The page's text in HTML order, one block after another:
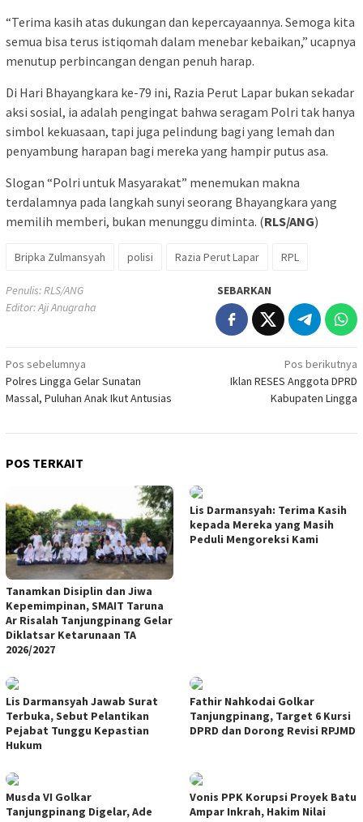
“Terima kasih atas dukungan dan kepercayaannya. Semoga kita
semua bisa terus istiqomah dalam menebar kebaikan,” ucapnya
menutup perbincangan dengan penuh harap.
Di Hari Bhayangkara ke-79 ini, Razia Perut Lapar bukan sekadar
aksi sosial, ia adalah pengingat bahwa seragam Polri tak hanya
simbol kekuasaan, tapi juga pelindung bagi yang lemah dan
penyambung harapan bagi mereka yang hampir putus asa.
Slogan “Polri untuk Masyarakat” menemukan makna
terdalamnya pada langkah sunyi seorang Bhayangkara yang
memilih memberi, bukan menunggu diminta. (RLS/ANG)
Bripka Zulmansyah polisi Razia Perut Lapar RPL
Penulis: RLS/ANG
Editor: Aji Anugraha
SEBARKAN
Navigasi
pos
Pos sebelumnya
Polres Lingga Gelar Sunatan
Massal, Puluhan Anak Ikut Antusias
Pos berikutnya
Iklan RESES Anggota DPRD
Kabupaten Lingga
POS TERKAIT
Tanamkan Disiplin dan Jiwa
Kepemimpinan, SMAIT Taruna
Ar Risalah Tanjungpinang Gelar
Diklatsar Ketarunaan TA
2026/2027
Lis Darmansyah: Terima Kasih
kepada Mereka yang Masih
Peduli Mengoreksi Kami
Lis Darmansyah Jawab Surat
Terbuka, Sebut Pelantikan
Pejabat Tunggu Kepastian
Hukum
Fathir Nahkodai Golkar
Tanjungpinang, Target 6 Kursi
DPRD dan Dorong Revisi RPJMD
Musda VI Golkar
Tanjungpinang Digelar, Ade
Vonis PPK Korupsi Proyek Batu
Ampar Inkrah, Hakim Nilai